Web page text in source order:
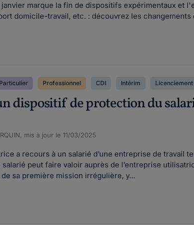
janvier marque la fin de dispositifs expérimentaux et
domicile-travail, etc. : découvrez les
Particulier Professionnel CDI Intérim Licenciement
dispositif de protection du
mis à jour le 11/03/2025
a recours à un salarié d’une entreprise de travail
salarié peut faire valoir auprès de l’entreprise
sa première mission irrégulière, y...